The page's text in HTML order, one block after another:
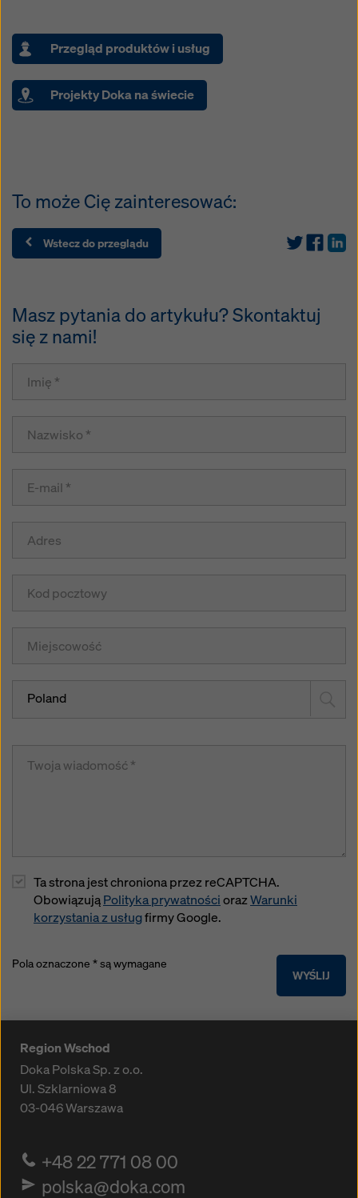
Przegląd produktów i usług
Projekty Doka na świecie
To może Cię zainteresować:
Wstecz do przeglądu
Masz pytania do artykułu? Skontaktuj
się z nami!
Poland
Ta strona jest chroniona przez reCAPTCHA.
ObowiązująPolityka prywatnościorazWarunki
korzystania z usługfirmy Google.
WYŚLIJ
Pola oznaczone * są wymagane
Region Wschod
Doka Polska Sp. z o.o.
Ul. Szklarniowa 8
03-046Warszawa
+48 22 771 08 00
polska@doka.com